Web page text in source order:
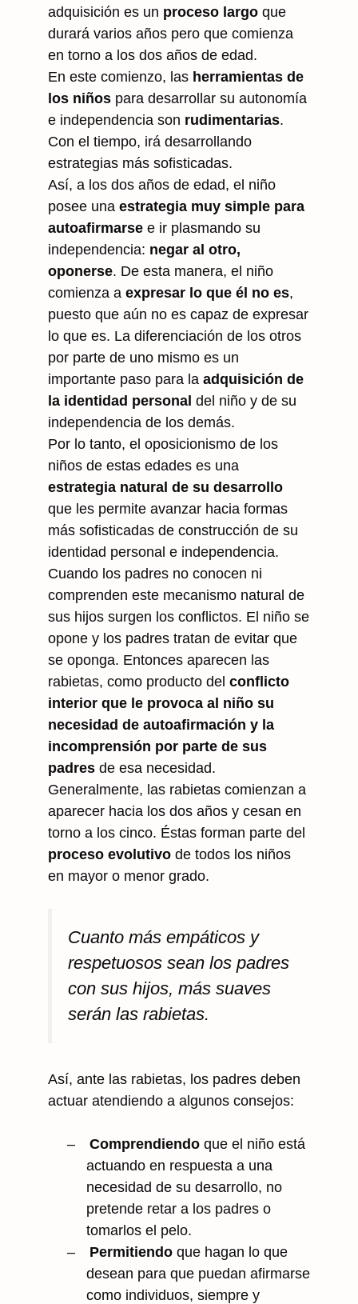
adquisición es un proceso largo que
durará varios años pero que comienza
en torno a los dos años de edad.
En este comienzo, las herramientas de
los niños para desarrollar su autonomía
e independencia son rudimentarias.
Con el tiempo, irá desarrollando
estrategias más sofisticadas.
Así, a los dos años de edad, el niño
posee una estrategia muy simple para
autoafirmarse e ir plasmando su
independencia: negar al otro,
oponerse. De esta manera, el niño
comienza a expresar lo que él no es,
puesto que aún no es capaz de expresar
lo que es. La diferenciación de los otros
por parte de uno mismo es un
importante paso para la adquisición de
la identidad personal del niño y de su
independencia de los demás.
Por lo tanto, el oposicionismo de los
niños de estas edades es una
estrategia natural de su desarrollo
que les permite avanzar hacia formas
más sofisticadas de construcción de su
identidad personal e independencia.
Cuando los padres no conocen ni
comprenden este mecanismo natural de
sus hijos surgen los conflictos. El niño se
opone y los padres tratan de evitar que
se oponga. Entonces aparecen las
rabietas, como producto del conflicto
interior que le provoca al niño su
necesidad de autoafirmación y la
incomprensión por parte de sus
padres de esa necesidad.
Generalmente, las rabietas comienzan a
aparecer hacia los dos años y cesan en
torno a los cinco. Éstas forman parte del
proceso evolutivo de todos los niños
en mayor o menor grado.
Cuanto más empáticos y
respetuosos sean los padres
con sus hijos, más suaves
serán las rabietas.
Así, ante las rabietas, los padres deben
actuar atendiendo a algunos consejos:
– Comprendiendo que el niño está
actuando en respuesta a una
necesidad de su desarrollo, no
pretende retar a los padres o
tomarlos el pelo.
–
Permitiendo que hagan lo que
desean para que puedan afirmarse
como individuos, siempre y